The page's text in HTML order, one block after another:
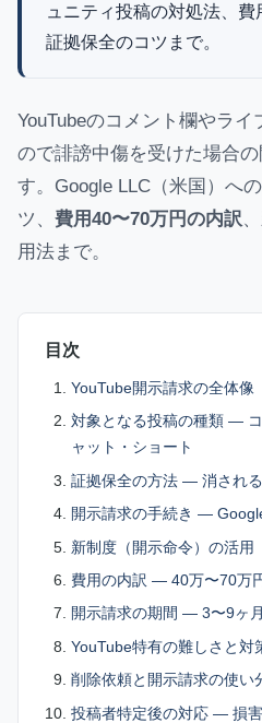
ュニティ投稿の対処法、費
証拠保全のコツまで。
YouTubeのコメント欄やラ
ので誹謗中傷を受けた場合
す。Google LLC（米国）へ
ツ、 費用40〜70万円の内訳
用法まで。
目次
YouTube開示請求の全体像
対象となる投稿の種類 —
ャット・ショート
証拠保全の方法 — 消され
開示請求の手続き —
新制度（開示命令）の活用
費用の内訳 — 40万〜70万
開示請求の期間 — 3〜9ヶ
YouTube特有の難しさと対
削除依頼と開示請求の使い
投稿者特定後の対応 — 損